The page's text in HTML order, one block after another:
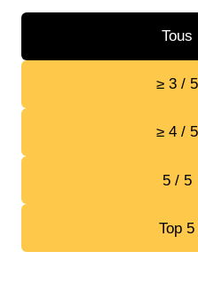
Tous
≥ 3 / 5
≥ 4 / 5
5 / 5
Top 5